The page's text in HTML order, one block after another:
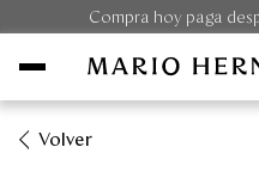
Compra hoy paga
Volver